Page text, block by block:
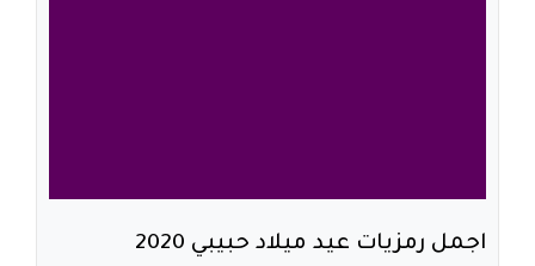
اجمل رمزيات عيد ميلاد حبيبي 2020